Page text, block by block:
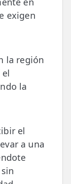
exigen
la región
la
el
a una